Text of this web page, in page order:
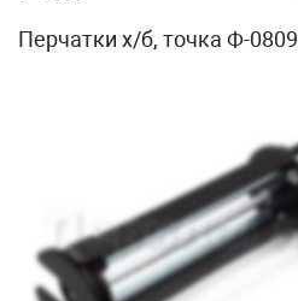
Перчатки х/б, точка Ф-0809